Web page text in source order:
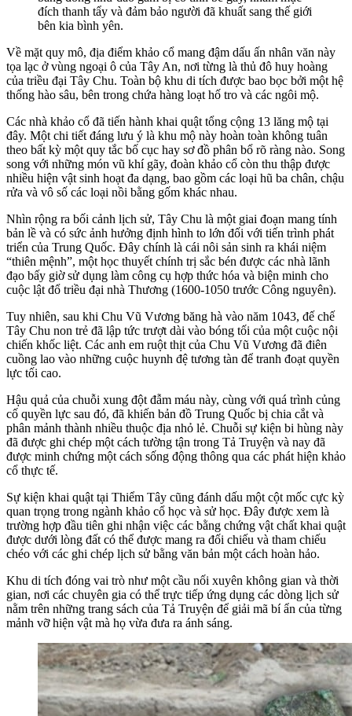
đích thanh tẩy và đảm bảo người đã khuất sang thế giới
bên kia bình yên.
Về mặt quy mô, địa điểm khảo cổ mang đậm dấu ấn nhân văn này
tọa lạc ở vùng ngoại ô của Tây An, nơi từng là thủ đô huy hoàng
của triều đại Tây Chu. Toàn bộ khu di tích được bao bọc bởi một hệ
thống hào sâu, bên trong chứa hàng loạt hố tro và các ngôi mộ.
Các nhà khảo cổ đã tiến hành khai quật tổng cộng 13 lăng mộ tại
đây. Một chi tiết đáng lưu ý là khu mộ này hoàn toàn không tuân
theo bất kỳ một quy tắc bố cục hay sơ đồ phân bổ rõ ràng nào. Song
song với những món vũ khí gãy, đoàn khảo cổ còn thu thập được
nhiều hiện vật sinh hoạt đa dạng, bao gồm các loại hũ ba chân, chậu
rửa và vô số các loại nồi bằng gốm khác nhau.
Nhìn rộng ra bối cảnh lịch sử, Tây Chu là một giai đoạn mang tính
bản lề và có sức ảnh hưởng định hình to lớn đối với tiến trình phát
triển của Trung Quốc. Đây chính là cái nôi sản sinh ra khái niệm
“thiên mệnh”, một học thuyết chính trị sắc bén được các nhà lãnh
đạo bấy giờ sử dụng làm công cụ hợp thức hóa và biện minh cho
cuộc lật đổ triều đại nhà Thương (1600-1050 trước Công nguyên).
Tuy nhiên, sau khi Chu Vũ Vương băng hà vào năm 1043, đế chế
Tây Chu non trẻ đã lập tức trượt dài vào bóng tối của một cuộc nội
chiến khốc liệt. Các anh em ruột thịt của Chu Vũ Vương đã điên
cuồng lao vào những cuộc huynh đệ tương tàn để tranh đoạt quyền
lực tối cao.
Hậu quả của chuỗi xung đột đẫm máu này, cùng với quá trình củng
cố quyền lực sau đó, đã khiến bản đồ Trung Quốc bị chia cắt và
phân mảnh thành nhiều thuộc địa nhỏ lẻ. Chuỗi sự kiện bi hùng này
đã được ghi chép một cách tường tận trong Tả Truyện và nay đã
được minh chứng một cách sống động thông qua các phát hiện khảo
cổ thực tế.
Sự kiện khai quật tại Thiểm Tây cũng đánh dấu một cột mốc cực kỳ
quan trọng trong ngành khảo cổ học và sử học. Đây được xem là
trường hợp đầu tiên ghi nhận việc các bằng chứng vật chất khai quật
được dưới lòng đất có thể được mang ra đối chiếu và tham chiếu
chéo với các ghi chép lịch sử bằng văn bản một cách hoàn hảo.
Khu di tích đóng vai trò như một cầu nối xuyên không gian và thời
gian, nơi các chuyên gia có thể trực tiếp ứng dụng các dòng lịch sử
nằm trên những trang sách của Tả Truyện để giải mã bí ẩn của từng
mảnh vỡ hiện vật mà họ vừa đưa ra ánh sáng.